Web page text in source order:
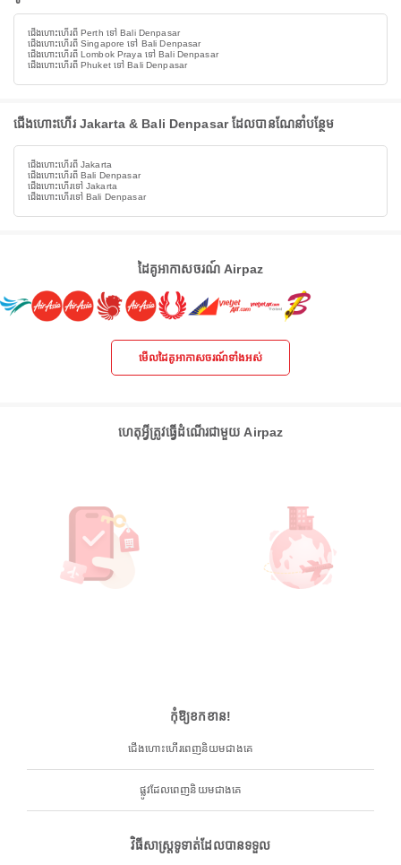
ជើងហោះហើរពី Perth ទៅ Bali Denpasar
ជើងហោះហើរពី Singapore ទៅ Bali Denpasar
ជើងហោះហើរពី Lombok Praya ទៅ Bali Denpasar
ជើងហោះហើរពី Phuket ទៅ Bali Denpasar
ជើងហោះហើរ Jakarta & Bali Denpasar ដែលបានណែនាំបន្ថែម
ជើងហោះហើរពី Jakarta
ជើងហោះហើរពី Bali Denpasar
ជើងហោះហើរទៅ Jakarta
ជើងហោះហើរទៅ Bali Denpasar
ដៃគូអាកាសចរណ៍ Airpaz
មើលដៃគូអាកាសចរណ៍ទាំងអស់
ហេតុអ្វីត្រូវធ្វើដំណើរជាមួយ Airpaz
កុំឱ្យខកខាន!
ជើងហោះហើរពេញនិយមជាងគេ
ផ្លូវដែលពេញនិយមជាងគេ
វិធីសាស្ត្រទូទាត់ដែលបានទទួល